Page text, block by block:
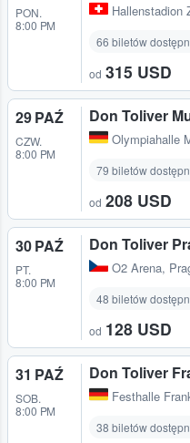
PON.
8:00 PM
Hallenstadion
66 biletów
od 315 USD
29 PAŹ
CZW.
8:00 PM
Don Toliver
Olympiahalle
79 biletów
od 208 USD
30 PAŹ
PT.
8:00 PM
Don Toliver
O2 Arena,
48 biletów
od 128 USD
31 PAŹ
SOB.
8:00 PM
Don Toliver
Festhalle
38 biletów